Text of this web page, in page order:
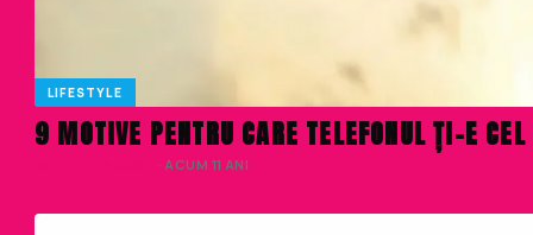
LIFESTYLE
9 MOTIVE PENTRU CARE TELEFONUL ȚI-E
· ACUM 11 ANI